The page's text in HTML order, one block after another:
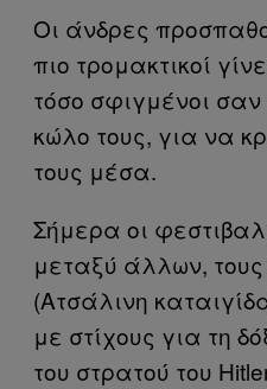
Οι άνδρες
πιο τρομακτικοί
τόσο σφιγμένοι
κώλο τους, για να
τους μέσα.
Σήμερα οι
μεταξύ άλλων, τους
(Ατσάλινη
με στίχους για τη
του στρατού του